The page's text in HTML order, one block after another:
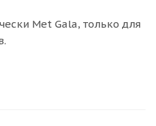
Met Gala, только для